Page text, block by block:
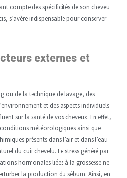
compte des spécificités de son cheveu
s’avère indispensable pour conserver
externes et
ou de la technique de lavage, des
et des aspects individuels
sur la santé de vos cheveux. En effet,
météorologiques ainsi que
présents dans l’air et dans l’eau
du cuir chevelu. Le stress généré par
hormonales liées à la grossesse ne
la production du sébum. Ainsi, en